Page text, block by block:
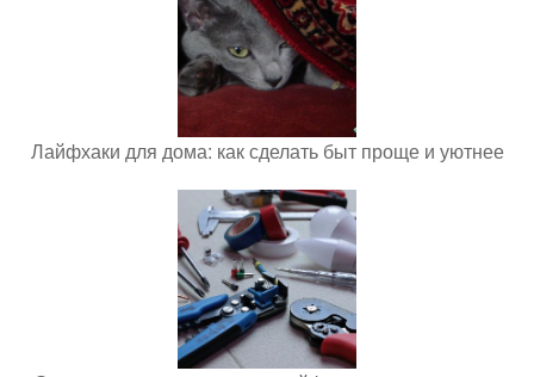
Лайфхаки для дома: как сделать быт проще и уютнее